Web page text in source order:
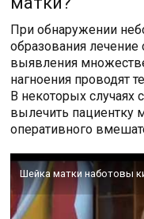
При обнаружении
образования лечение
выявления
нагноения проводят
В некоторых случаях
вылечить пациентку
оперативного
Шейка матки наботовы